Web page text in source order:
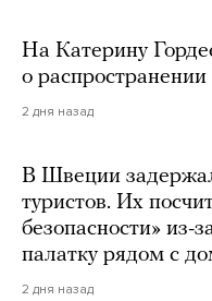
На Катерину
о
2 дня назад
В Швеции
туристов. Их
безопасности» из-
палатку рядом с
2 дня назад